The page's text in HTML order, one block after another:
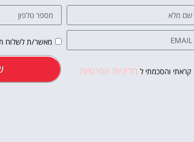
מאשר/ת לשלוח
קראתי והסכמתי ל מדיניות הפרטיות